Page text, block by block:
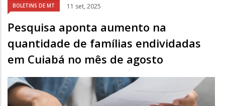
BOLETINS DE MT 11 set, 2025
Pesquisa aponta aumento na
quantidade de famílias endividadas
em Cuiabá no mês de agosto
Áudio